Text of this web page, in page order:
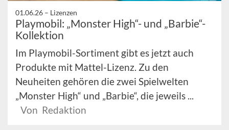
01.06.26 – Lizenzen
Playmobil: „Monster High“- und „Barbie“-
Kollektion
Im Playmobil-Sortiment gibt es jetzt auch
Produkte mit Mattel-Lizenz. Zu den
Neuheiten gehören die zwei Spielwelten
„Monster High“ und „Barbie“, die jeweils ...
Von Redaktion